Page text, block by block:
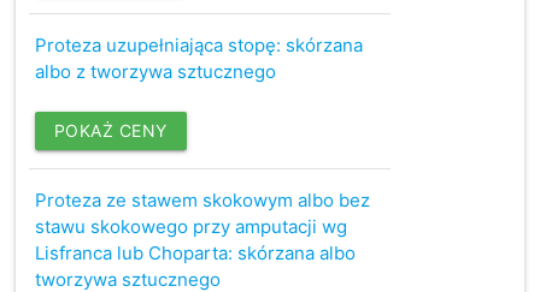
Proteza uzupełniająca stopę: skórzana
albo z tworzywa sztucznego
POKAŻ CENY
Proteza ze stawem skokowym albo bez
stawu skokowego przy amputacji wg
Lisfranca lub Choparta: skórzana albo
tworzywa sztucznego